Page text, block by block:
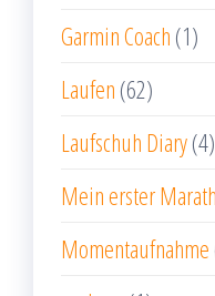
Garmin Coach (1)
Laufen (62)
Laufschuh Diary(4)
Mein erster
Momentaufnahme